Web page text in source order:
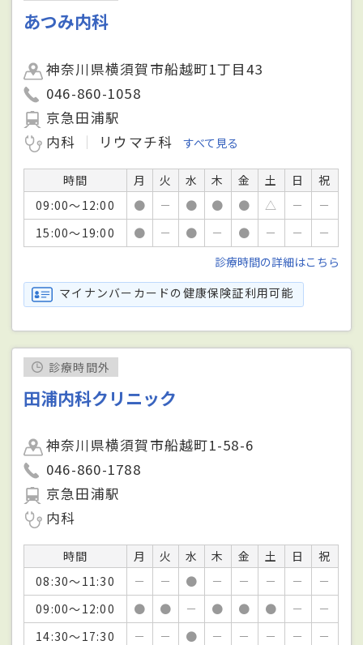
あつみ内科
神奈川県横須賀市船越町1丁目43
046-860-1058
京急田浦駅
内科
リウマチ科 すべて見る
時間 月 火 水 木 金 土 日
祝
09:00～12:00
● － ● ● ● △ －
－
15:00～19:00
● － ● － ● － －
－
診療時間の詳細はこちら
マイナンバーカードの健康保険証利用可能
診療時間外
田浦内科クリニック
神奈川県横須賀市船越町1-58-6
046-860-1788
京急田浦駅
内科
時間 月 火 水 木 金 土 日
祝
08:30～11:30
－ － ● － － － －
－
09:00～12:00
● ● － ● ● ● －
－
14:30～17:30
－ － ● － － － －
－